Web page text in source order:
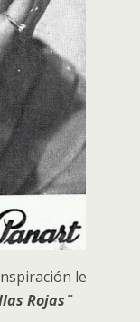
le
Rojas¨